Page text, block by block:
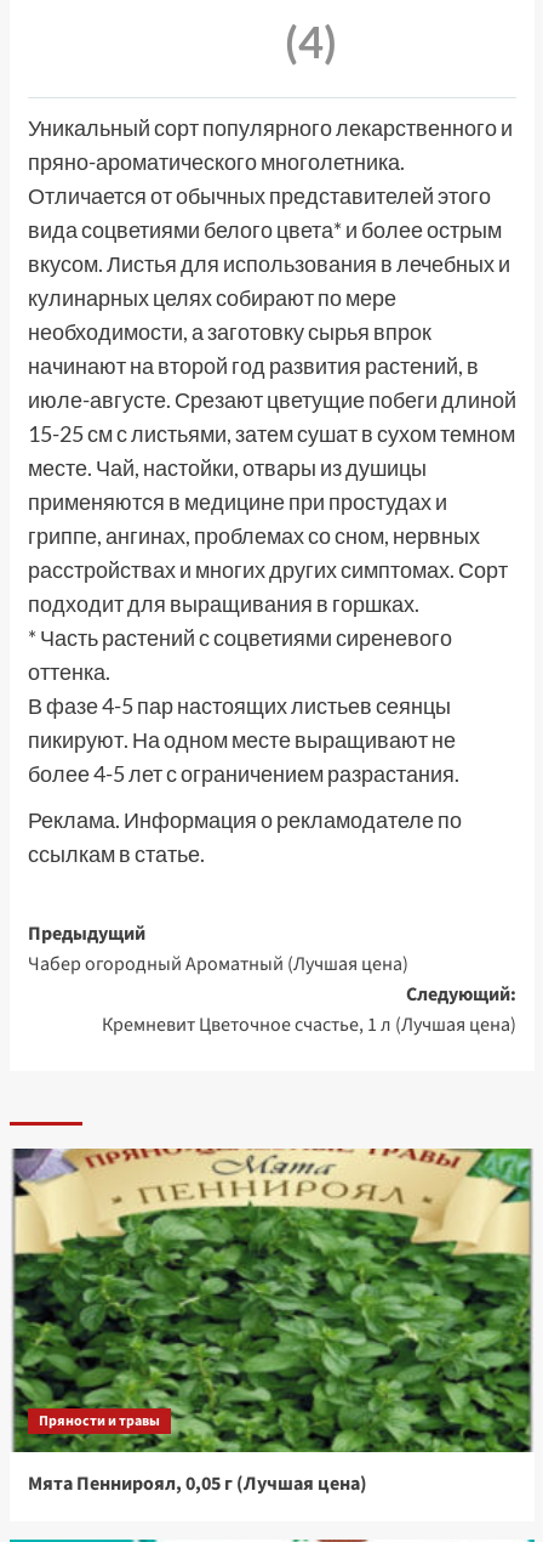
(4)
Уникальный сорт популярного лекарственного и
пряно-ароматического многолетника.
Отличается от обычных представителей этого
вида соцветиями белого цвета* и более острым
вкусом. Листья для использования в лечебных и
кулинарных целях собирают по мере
необходимости, а заготовку сырья впрок
начинают на второй год развития растений, в
июле-августе. Срезают цветущие побеги длиной
15-25 см с листьями, затем сушат в сухом темном
месте. Чай, настойки, отвары из душицы
применяются в медицине при простудах и
гриппе, ангинах, проблемах со сном, нервных
расстройствах и многих других симптомах. Сорт
подходит для выращивания в горшках.
* Часть растений с соцветиями сиреневого
оттенка.
В фазе 4-5 пар настоящих листьев сеянцы
пикируют. На одном месте выращивают не
более 4-5 лет с ограничением разрастания.
Реклама. Информация о рекламодателе по
ссылкам в статье.
Навигация
записи
Предыдущий
Чабер огородный Ароматный (Лучшая цена)
Следующий:
Кремневит Цветочное счастье, 1 л (Лучшая цена)
Пряности и травы
Мята Пеннироял, 0,05 г (Лучшая цена)